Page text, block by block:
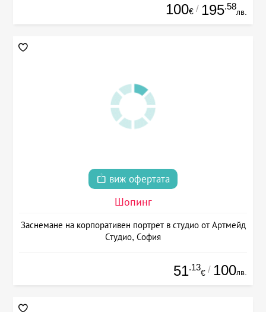
100€ / 195.58
лв.
виж офертата
Шопинг
Заснемане на корпоративен портрет в студио от Артмейд
Студио, София
51.13
€ / 100лв.